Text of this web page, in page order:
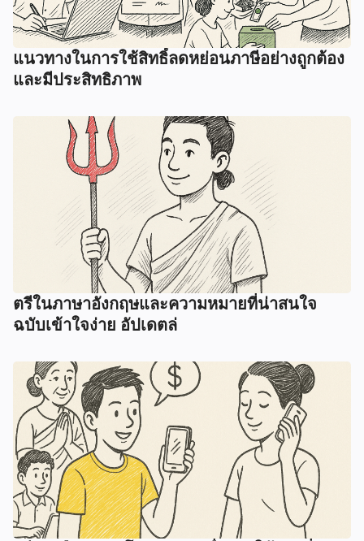
แนวทางในการใช้สิทธิ์ลดหย่อนภาษีอย่างถูกต้อง
และมีประสิทธิภาพ
ตรีในภาษาอังกฤษและความหมายที่น่าสนใจ
ฉบับเข้าใจง่าย อัปเดตล่